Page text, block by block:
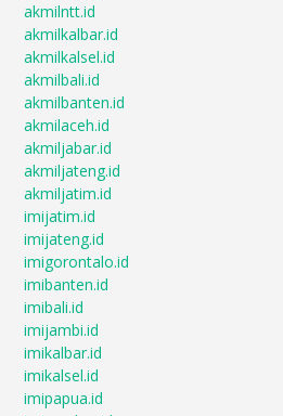
akmilntt.id
akmilkalbar.id
akmilkalsel.id
akmilbali.id
akmilbanten.id
akmilaceh.id
akmiljabar.id
akmiljateng.id
akmiljatim.id
imijatim.id
imijateng.id
imigorontalo.id
imibanten.id
imibali.id
imijambi.id
imikalbar.id
imikalsel.id
imipapua.id